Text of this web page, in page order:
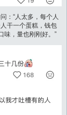
：“人太多，每个人
干一个蛋糕，钱包
味，量也刚刚好。”